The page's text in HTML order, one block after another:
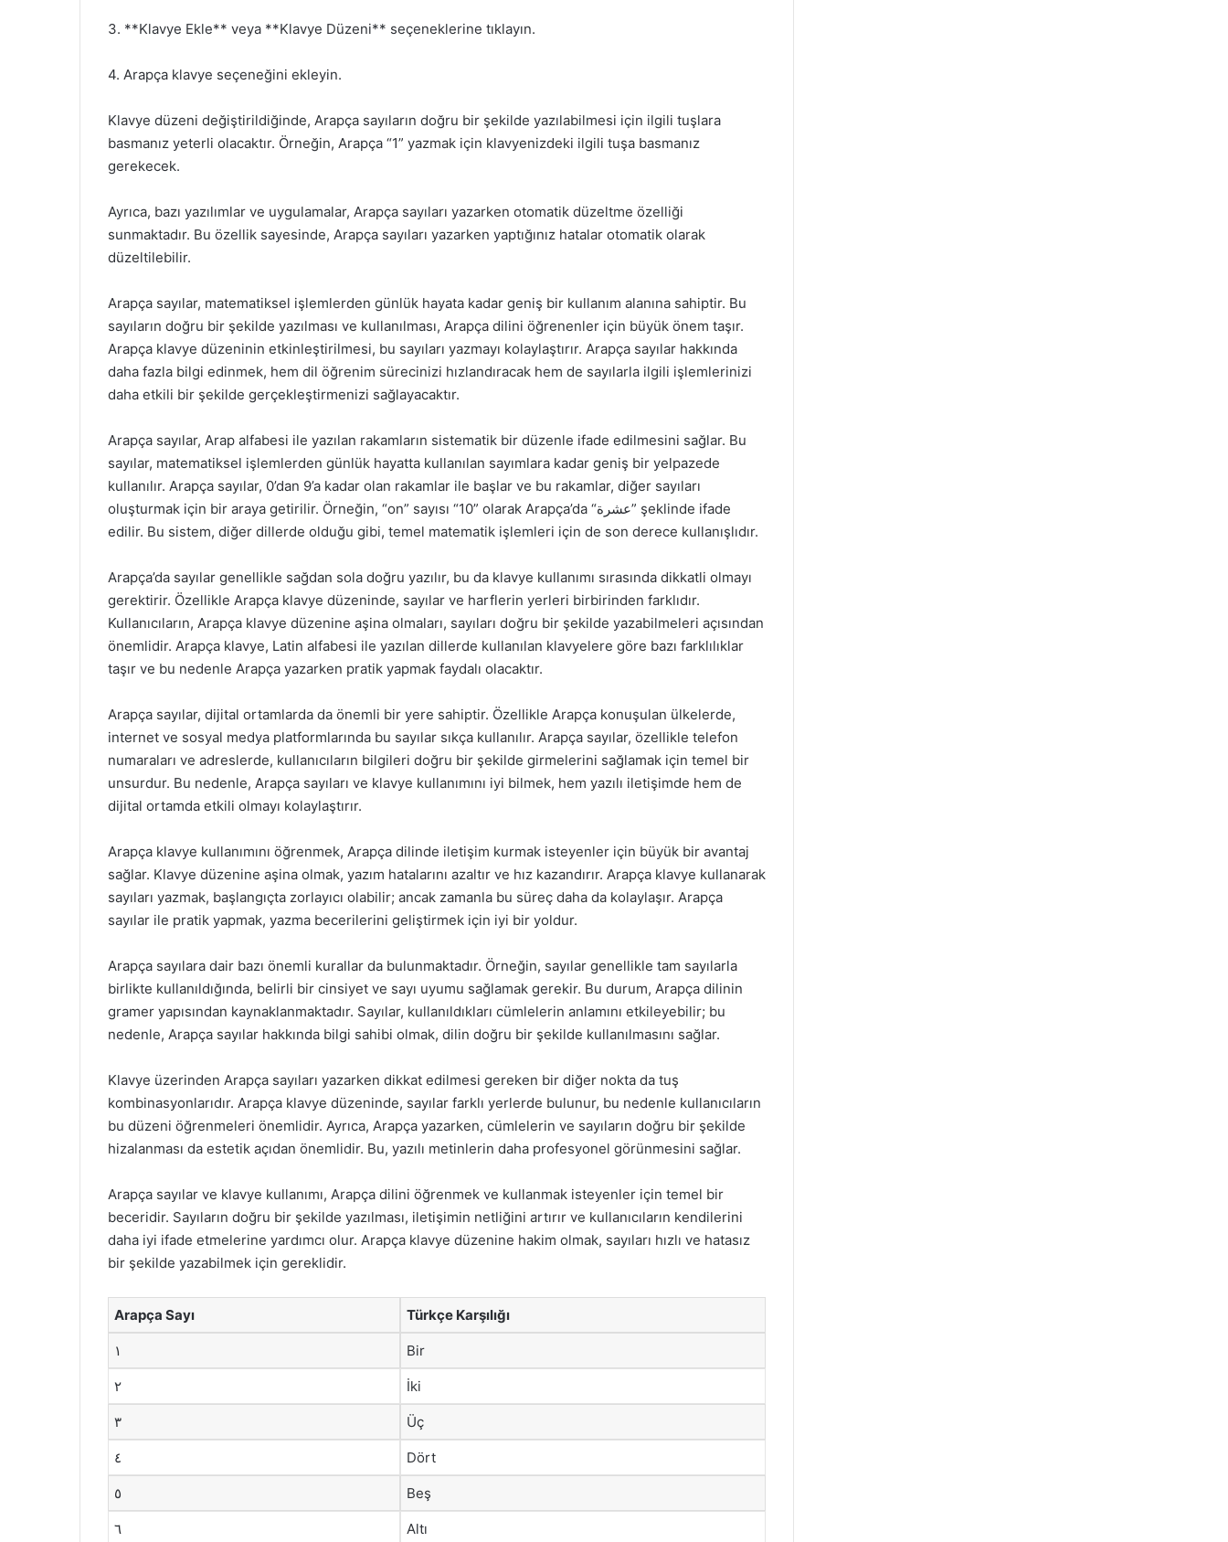
3. **Klavye Ekle** veya **Klavye Düzeni** seçeneklerine tıklayın.
4. Arapça klavye seçeneğini ekleyin.
Klavye düzeni değiştirildiğinde, Arapça sayıların doğru bir şekilde yazılabilmesi için ilgili tuşlara
basmanız yeterli olacaktır. Örneğin, Arapça “1” yazmak için klavyenizdeki ilgili tuşa basmanız
gerekecek.
Ayrıca, bazı yazılımlar ve uygulamalar, Arapça sayıları yazarken otomatik düzeltme özelliği
sunmaktadır. Bu özellik sayesinde, Arapça sayıları yazarken yaptığınız hatalar otomatik olarak
düzeltilebilir.
Arapça sayılar, matematiksel işlemlerden günlük hayata kadar geniş bir kullanım alanına sahiptir. Bu
sayıların doğru bir şekilde yazılması ve kullanılması, Arapça dilini öğrenenler için büyük önem taşır.
Arapça klavye düzeninin etkinleştirilmesi, bu sayıları yazmayı kolaylaştırır. Arapça sayılar hakkında
daha fazla bilgi edinmek, hem dil öğrenim sürecinizi hızlandıracak hem de sayılarla ilgili işlemlerinizi
daha etkili bir şekilde gerçekleştirmenizi sağlayacaktır.
Arapça sayılar, Arap alfabesi ile yazılan rakamların sistematik bir düzenle ifade edilmesini sağlar. Bu
sayılar, matematiksel işlemlerden günlük hayatta kullanılan sayımlara kadar geniş bir yelpazede
kullanılır. Arapça sayılar, 0’dan 9’a kadar olan rakamlar ile başlar ve bu rakamlar, diğer sayıları
oluşturmak için bir araya getirilir. Örneğin, “on” sayısı “10” olarak Arapça’da “عشرة” şeklinde ifade
edilir. Bu sistem, diğer dillerde olduğu gibi, temel matematik işlemleri için de son derece kullanışlıdır.
Arapça’da sayılar genellikle sağdan sola doğru yazılır, bu da klavye kullanımı sırasında dikkatli olmayı
gerektirir. Özellikle Arapça klavye düzeninde, sayılar ve harflerin yerleri birbirinden farklıdır.
Kullanıcıların, Arapça klavye düzenine aşina olmaları, sayıları doğru bir şekilde yazabilmeleri açısından
önemlidir. Arapça klavye, Latin alfabesi ile yazılan dillerde kullanılan klavyelere göre bazı farklılıklar
taşır ve bu nedenle Arapça yazarken pratik yapmak faydalı olacaktır.
Arapça sayılar, dijital ortamlarda da önemli bir yere sahiptir. Özellikle Arapça konuşulan ülkelerde,
internet ve sosyal medya platformlarında bu sayılar sıkça kullanılır. Arapça sayılar, özellikle telefon
numaraları ve adreslerde, kullanıcıların bilgileri doğru bir şekilde girmelerini sağlamak için temel bir
unsurdur. Bu nedenle, Arapça sayıları ve klavye kullanımını iyi bilmek, hem yazılı iletişimde hem de
dijital ortamda etkili olmayı kolaylaştırır.
Arapça klavye kullanımını öğrenmek, Arapça dilinde iletişim kurmak isteyenler için büyük bir avantaj
sağlar. Klavye düzenine aşina olmak, yazım hatalarını azaltır ve hız kazandırır. Arapça klavye kullanarak
sayıları yazmak, başlangıçta zorlayıcı olabilir; ancak zamanla bu süreç daha da kolaylaşır. Arapça
sayılar ile pratik yapmak, yazma becerilerini geliştirmek için iyi bir yoldur.
Arapça sayılara dair bazı önemli kurallar da bulunmaktadır. Örneğin, sayılar genellikle tam sayılarla
birlikte kullanıldığında, belirli bir cinsiyet ve sayı uyumu sağlamak gerekir. Bu durum, Arapça dilinin
gramer yapısından kaynaklanmaktadır. Sayılar, kullanıldıkları cümlelerin anlamını etkileyebilir; bu
nedenle, Arapça sayılar hakkında bilgi sahibi olmak, dilin doğru bir şekilde kullanılmasını sağlar.
Klavye üzerinden Arapça sayıları yazarken dikkat edilmesi gereken bir diğer nokta da tuş
kombinasyonlarıdır. Arapça klavye düzeninde, sayılar farklı yerlerde bulunur, bu nedenle kullanıcıların
bu düzeni öğrenmeleri önemlidir. Ayrıca, Arapça yazarken, cümlelerin ve sayıların doğru bir şekilde
hizalanması da estetik açıdan önemlidir. Bu, yazılı metinlerin daha profesyonel görünmesini sağlar.
Arapça sayılar ve klavye kullanımı, Arapça dilini öğrenmek ve kullanmak isteyenler için temel bir
beceridir. Sayıların doğru bir şekilde yazılması, iletişimin netliğini artırır ve kullanıcıların kendilerini
daha iyi ifade etmelerine yardımcı olur. Arapça klavye düzenine hakim olmak, sayıları hızlı ve hatasız
bir şekilde yazabilmek için gereklidir.
Arapça Sayı Türkçe Karşılığı
١ Bir
٢ İki
٣ Üç
٤ Dört
٥ Beş
٦ Altı